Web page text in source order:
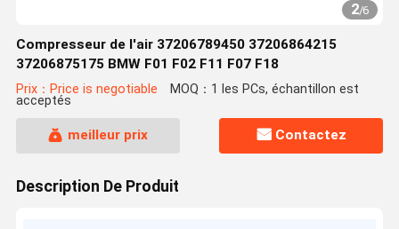
2/6
Compresseur de l'air 37206789450 37206864215
37206875175 BMW F01 F02 F11 F07 F18
Prix：Price is negotiable MOQ：1 les PCs, échantillon est
acceptés
meilleur prix Contactez
Description De Produit